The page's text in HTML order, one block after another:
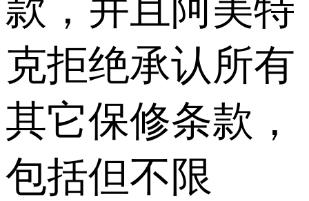
款，并且阿美特
克拒绝承认所有
其它保修条款，
包括但不限